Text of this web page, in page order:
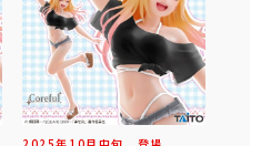
2025年 10月 中旬 登場